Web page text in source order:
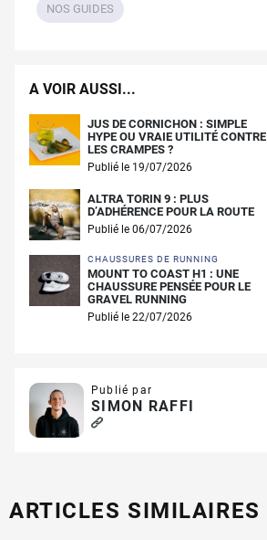
NOS GUIDES
A VOIR AUSSI...
JUS DE CORNICHON : SIMPLE
HYPE OU VRAIE UTILITÉ CONTRE
LES CRAMPES ?
Publié le 19/07/2026
ALTRA TORIN 9 : PLUS
D’ADHÉRENCE POUR LA ROUTE
Publié le 06/07/2026
CHAUSSURES DE RUNNING
MOUNT TO COAST H1 : UNE
CHAUSSURE PENSÉE POUR LE
GRAVEL RUNNING
Publié le 22/07/2026
Publié par
SIMON RAFFI
ARTICLES SIMILAIRES